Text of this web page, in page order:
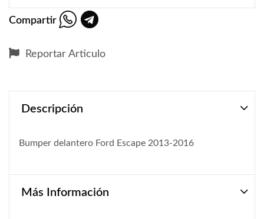
Compartir
Reportar Articulo
Descripción
Bumper delantero Ford Escape 2013-2016
Más Información